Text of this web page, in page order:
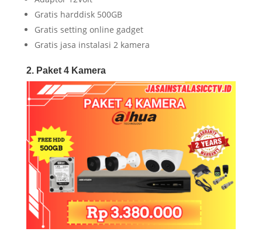
Gratis harddisk 500GB
Gratis setting online gadget
Gratis jasa instalasi 2 kamera
2. Paket 4 Kamera